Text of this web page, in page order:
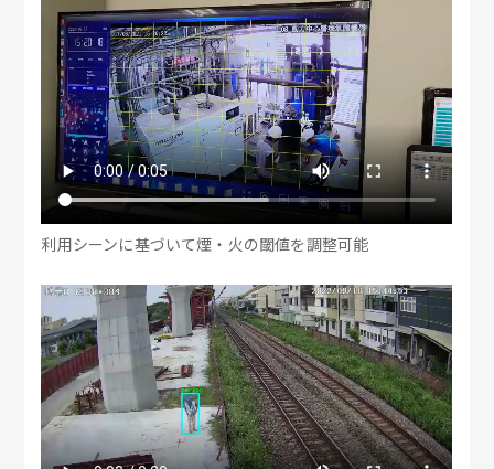
利用シーンに基づいて煙・火の閾値を調整可能